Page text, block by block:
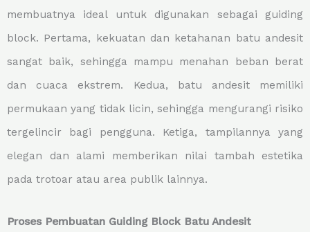
membuatnya ideal untuk digunakan sebagai guiding
block. Pertama, kekuatan dan ketahanan batu andesit
sangat baik, sehingga mampu menahan beban berat
dan cuaca ekstrem. Kedua, batu andesit memiliki
permukaan yang tidak licin, sehingga mengurangi risiko
tergelincir bagi pengguna. Ketiga, tampilannya yang
elegan dan alami memberikan nilai tambah estetika
pada trotoar atau area publik lainnya.
Proses Pembuatan Guiding Block Batu Andesit